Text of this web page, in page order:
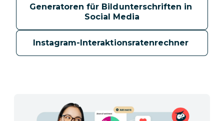
Generatoren für Bildunterschriften in
Social Media
Instagram-Interaktionsratenrechner